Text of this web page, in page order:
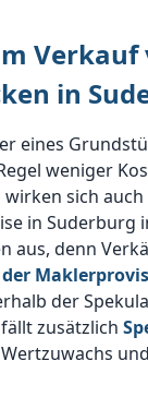
Verkauf
in
eines
weniger
wirken sich
in Suderburg
aus, denn
der
zusätzlich